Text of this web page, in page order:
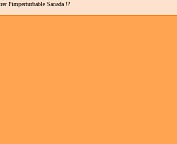
l'imperturbable Sanada !?